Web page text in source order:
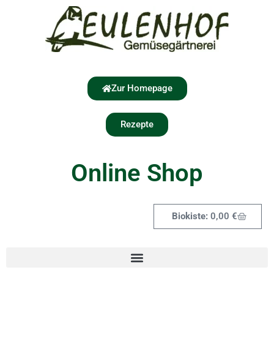
Zur Homepage
Rezepte
Online Shop
0,00 €